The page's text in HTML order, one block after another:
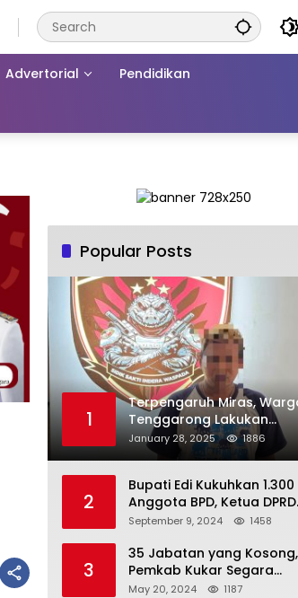
Advertorial Pendidikan
Popular Posts
1
Terpengaruh Miras,
Tenggarong Lakukan
Penganiayaan Kepada
Teman Sendiri
January 28, 2025 1886
2
Bupati Edi Kukuhkan 1.300
Anggota BPD, Ketua DPRD
Kukar : Lakukan Tupoksi
Pembangunan Secara
September 9, 2024 1458
3
35 Jabatan yang Kosong,
Pemkab Kukar Segara
Mencari Pejabat yang
May 20, 2024 1187